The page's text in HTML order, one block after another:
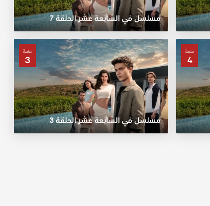
مسلسل في السابعة عشر الحلقة 7
حلقة
4
حلقة
3
مسلسل في السابعة عشر الحلقة 3